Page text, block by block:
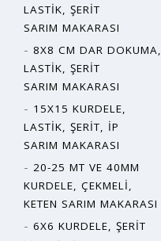
LASTIK, ŞERIT
SARIM MAKARASI
8X8 CM DAR DOKUMA,
LASTIK, ŞERIT
SARIM MAKARASI
15X15 KURDELE,
LASTIK, ŞERIT, İP
SARIM MAKARASI
20-25 MT VE 40MM
KURDELE, ÇEKMELI,
KETEN SARIM MAKARASI
6X6 KURDELE, ŞERIT